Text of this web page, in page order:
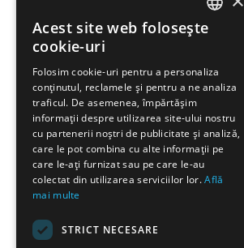
ENGLISH
FRENCH
BULGARIAN
GERMAN
ROMANIAN
Acest site web folosește
cookie-uri
Folosim cookie-uri pentru a personaliza
conținutul, reclamele și pentru a ne analiza
traficul. De asemenea, împărtășim
informații despre utilizarea site-ului nostru
cu partenerii noștri de publicitate și analiză,
care le pot combina cu alte informații pe
care le-ați furnizat sau pe care le-au
colectat din utilizarea serviciilor lor.Află
mai multe
STRICT NECESARE